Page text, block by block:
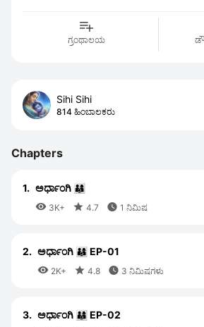
ಗ್ರಂಥಾಲಯ
Sihi Sihi
814 ಹಿಂಬಾಲಕರು
Chapters
1. ಅರ್ಧಾಂಗಿ 👨‍👩‍👦
 3K+  4.7  1 ನಿಮಿಷ
2. ಅರ್ಧಾಂಗಿ 👨‍👩‍👦 EP-01
 2K+  4.8  3 ನಿಮಿಷಗಳು
3. ಅರ್ಧಾಂಗಿ 👨‍👩‍👦 EP-02